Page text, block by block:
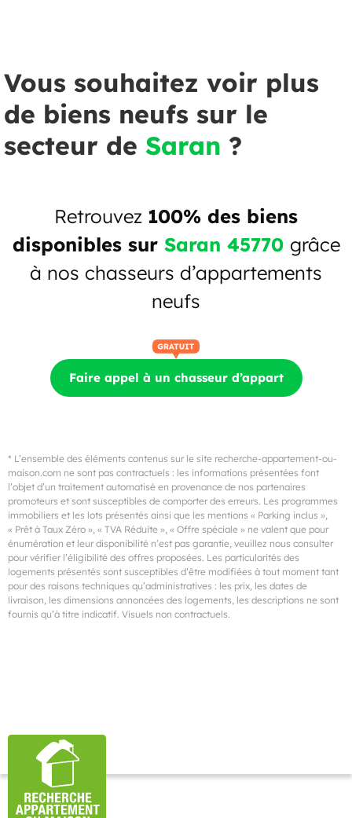
Vous souhaitez voir plus
de biens neufs sur le
secteur de Saran ?
Retrouvez 100% des biens
disponibles sur Saran 45770 grâce
à nos chasseurs d’appartements
neufs
Faire appel à un chasseur d’appart
* L’ensemble des éléments contenus sur le site recherche-appartement-ou-
maison.com ne sont pas contractuels : les informations présentées font
l’objet d’un traitement automatisé en provenance de nos partenaires
promoteurs et sont susceptibles de comporter des erreurs. Les programmes
immobiliers et les lots présentés ainsi que les mentions « Parking inclus »,
« Prêt à Taux Zéro », « TVA Réduite », « Offre spéciale » ne valent que pour
énumération et leur disponibilité n’est pas garantie, veuillez nous consulter
pour vérifier l’éligibilité des offres proposées. Les particularités des
logements présentés sont susceptibles d’être modifiées à tout moment tant
pour des raisons techniques qu’administratives : les prix, les dates de
livraison, les dimensions annoncées des logements, les descriptions ne sont
fournis qu’à titre indicatif. Visuels non contractuels.